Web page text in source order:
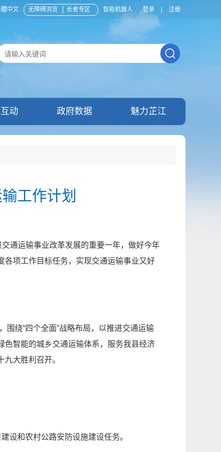
中文 无障碍浏览 长者专区 智能机器人 登录 注册
动 政府数据 魅力芷江
工作计划
通运输事业改革发展的重要一年，做好今年
各项工作目标任务，实现交通运输事业又好
绕“四个全面”战略布局，以推进交通运输
色智能的城乡交通运输体系，服务我县经济
大胜利召开。
设和农村公路安防设施建设任务。